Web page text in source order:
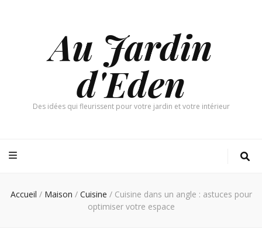
Au Jardin
d'Eden
Des idées qui fleurissent pour votre jardin et votre intérieur
Accueil / Maison / Cuisine / Cuisine dans un angle : astuces pour
optimiser votre espace